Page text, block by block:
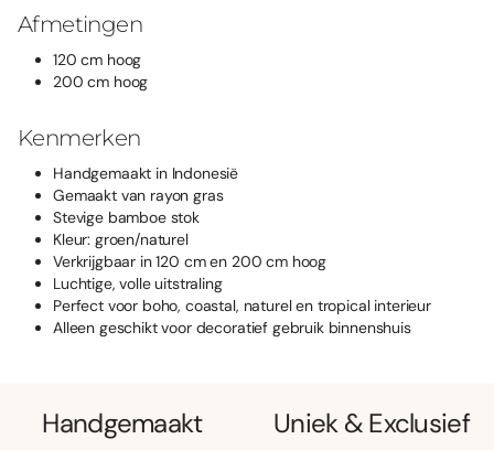
Afmetingen
120 cm hoog
200 cm hoog
Kenmerken
Handgemaakt in Indonesië
Gemaakt van rayon gras
Stevige bamboe stok
Kleur: groen/naturel
Verkrijgbaar in 120 cm en 200 cm hoog
Luchtige, volle uitstraling
Perfect voor boho, coastal, naturel en tropical interieur
Alleen geschikt voor decoratief gebruik binnenshuis
Handgemaakt Uniek & Exclusief